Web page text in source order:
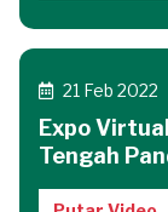
21 Feb 2022
Expo
Tengah